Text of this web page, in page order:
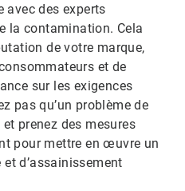
avec des experts
la contamination. Cela
de votre marque,
et de
sur les exigences
pas qu’un problème de
prenez des mesures
pour mettre en œuvre un
d’assainissement